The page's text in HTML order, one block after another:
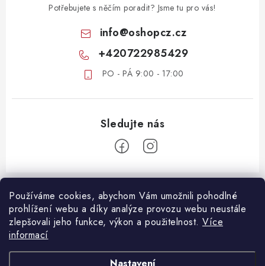
Používáme cookies, abychom Vám umožnili pohodlné
prohlížení webu a díky analýze provozu webu neustále
zlepšovali jeho funkce, výkon a použitelnost. Více
informací
Potřebujete s něčím poradit? Jsme tu pro vás!
info@oshopcz.cz
+420722985429
PO - PÁ 9:00 - 17:00
Z
ZÁKAZNICKÝ SERVIS
DOPRAVA A PLATBA
VRÁCENÍ ZBOŽÍ
DŮLEŽITÉ DOKUMENTY